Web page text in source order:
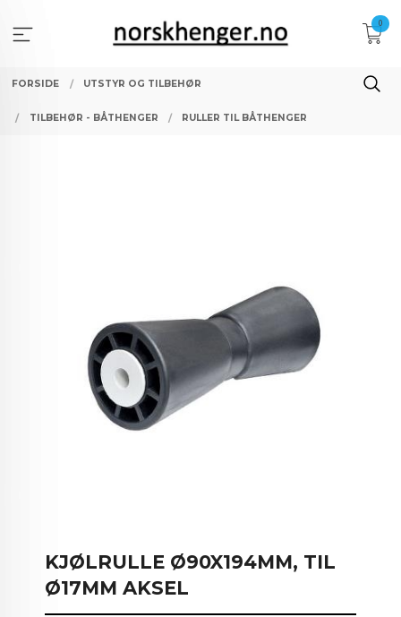
innholdet
0
FORSIDE UTSTYR OG TILBEHØR
TILBEHØR - BÅTHENGER RULLER TIL BÅTHENGER
KJØLRULLE Ø90X194MM, TIL
Ø17MM AKSEL